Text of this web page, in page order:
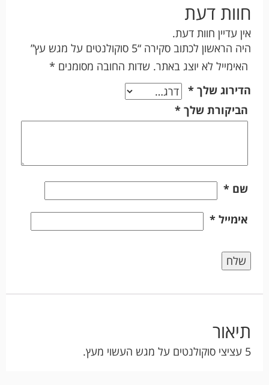
חוות דעת
אין עדיין חוות דעת.
היה הראשון לכתוב סקירה “5 סוקולנטים על מגש עץ”
האימייל לא יוצג באתר. שדות החובה מסומנים *
הדירוג שלך *
הביקורת שלך *
שם *
אימייל *
תיאור
5 עציצי סוקולנטים על מגש העשוי מעץ.